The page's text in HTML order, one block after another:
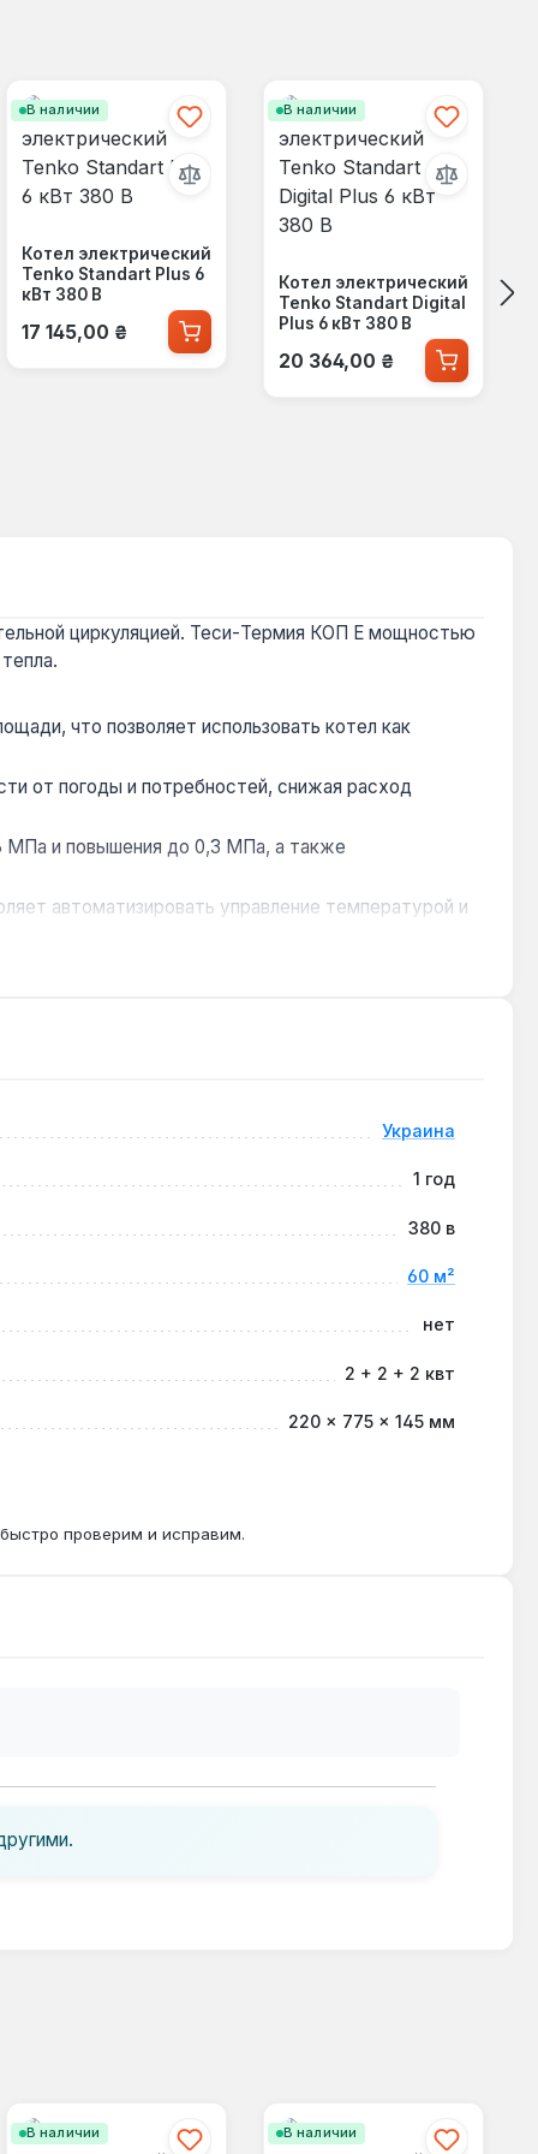
В наличии
Котел электрический
Tenko Standart Plus 6
кВт 380 В
Обычная цена:
17 145,00 ₴
В наличии
Котел электрический
Tenko Standart Digital
Plus 6 кВт 380 В
Обычная цена:
20 364,00 ₴
циркуляцией. Теси-Термия КОП Е мощностью
что позволяет использовать котел как
от погоды и потребностей, снижая расход
МПа и повышения до 0,3 МПа, а также
автоматизировать управление температурой и
домов и офисов площадью до 60 м². Настенный
позволяет использовать ночной тариф для
Украина
1 год
380 в
60 м²
нет
2 + 2 + 2 квт
220 × 775 × 145 мм
проверим и исправим.
В наличии В наличии